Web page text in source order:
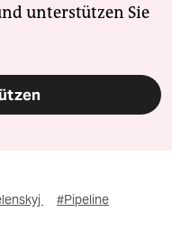
unterstützen Sie
#Pipeline